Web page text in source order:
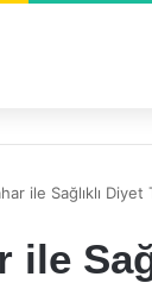
ile Sağlıklı Diyet
ile